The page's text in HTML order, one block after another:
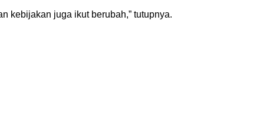
kebijakan juga ikut berubah,” tutupnya.